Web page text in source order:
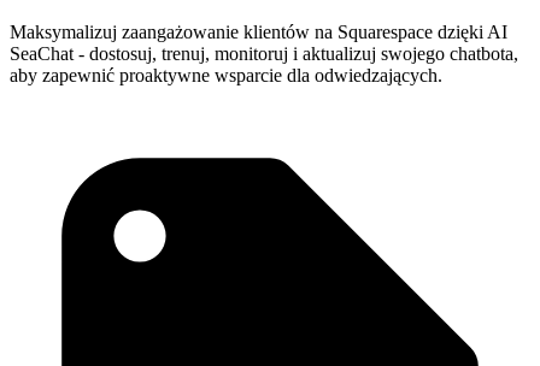
Maksymalizuj zaangażowanie klientów na Squarespace dzięki AI
SeaChat - dostosuj, trenuj, monitoruj i aktualizuj swojego chatbota,
aby zapewnić proaktywne wsparcie dla odwiedzających.